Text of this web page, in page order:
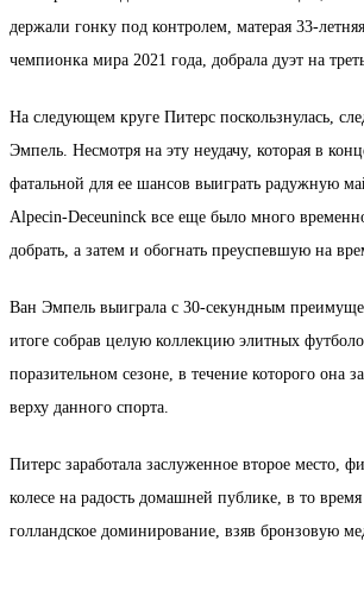
держали гонку под контролем, матерая 33-
чемпионка мира 2021 года, добрала дуэт на
На следующем круге Питерс поскользнулась,
Эмпель. Несмотря на эту неудачу, которая в
фатальной для ее шансов выиграть радужную
Alpecin-Deceuninck все еще было много
добрать, а затем и обогнать преуспевшую на
Ван Эмпель выиграла с 30-секундным
итоге собрав целую коллекцию элитных
поразительном сезоне, в течение которого она
верху данного спорта.
Питерс заработала заслуженное второе место,
колесе на радость домашней публике, в то
голландское доминирование, взяв бронзовую